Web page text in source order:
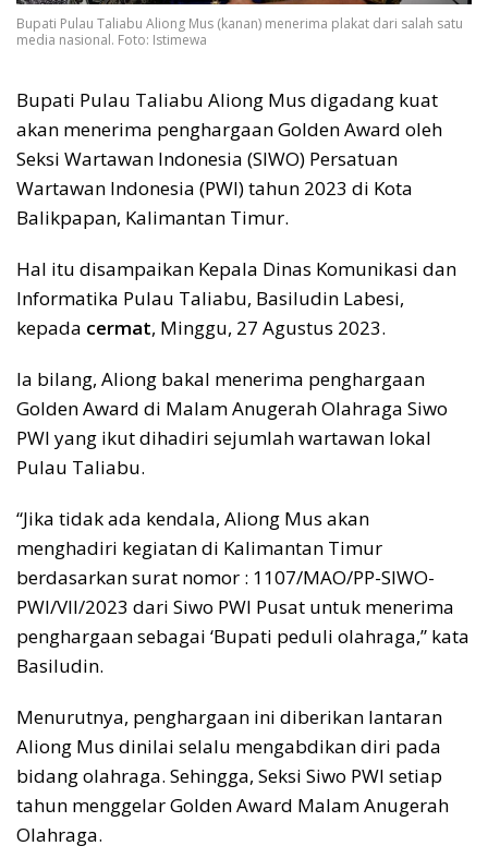
Bupati Pulau Taliabu Aliong Mus (kanan) menerima plakat dari salah satu
media nasional. Foto: Istimewa
Bupati Pulau Taliabu Aliong Mus digadang kuat
akan menerima penghargaan Golden Award oleh
Seksi Wartawan Indonesia (SIWO) Persatuan
Wartawan Indonesia (PWI) tahun 2023 di Kota
Balikpapan, Kalimantan Timur.
Hal itu disampaikan Kepala Dinas Komunikasi dan
Informatika Pulau Taliabu, Basiludin Labesi,
kepada cermat, Minggu, 27 Agustus 2023.
Ia bilang, Aliong bakal menerima penghargaan
Golden Award di Malam Anugerah Olahraga Siwo
PWI yang ikut dihadiri sejumlah wartawan lokal
Pulau Taliabu.
“Jika tidak ada kendala, Aliong Mus akan
menghadiri kegiatan di Kalimantan Timur
berdasarkan surat nomor : 1107/MAO/PP-SIWO-
PWI/VII/2023 dari Siwo PWI Pusat untuk menerima
penghargaan sebagai ‘Bupati peduli olahraga,” kata
Basiludin.
Menurutnya, penghargaan ini diberikan lantaran
Aliong Mus dinilai selalu mengabdikan diri pada
bidang olahraga. Sehingga, Seksi Siwo PWI setiap
tahun menggelar Golden Award Malam Anugerah
Olahraga.